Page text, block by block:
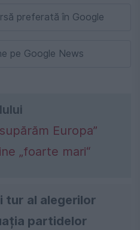
preferată în Google
pe Google News
Europa”
„foarte mari“
tur al alegerilor
partidelor